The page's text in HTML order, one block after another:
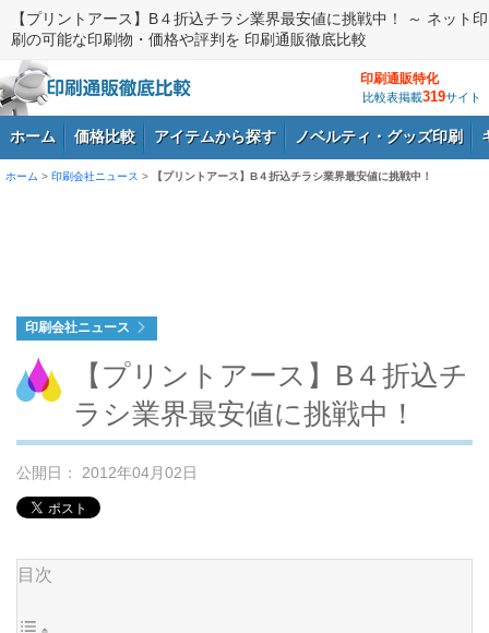
【プリントアース】B４折込チラシ業界最安値に挑戦中！ ～ ネット印
刷の可能な印刷物・価格や評判を 印刷通販徹底比較
印刷通販特化
比較表掲載319サイト
ホーム 価格比較 アイテムから探す ノベルティ・グッズ印刷
ホーム > 印刷会社ニュース > 【プリントアース】B４折込チラシ業界最安値に挑戦中！
印刷会社ニュース
【プリントアース】B４折込チ
ラシ業界最安値に挑戦中！
公開日： 2012年04月02日
目次